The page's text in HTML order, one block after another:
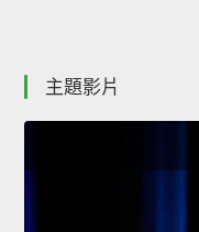
主題影片